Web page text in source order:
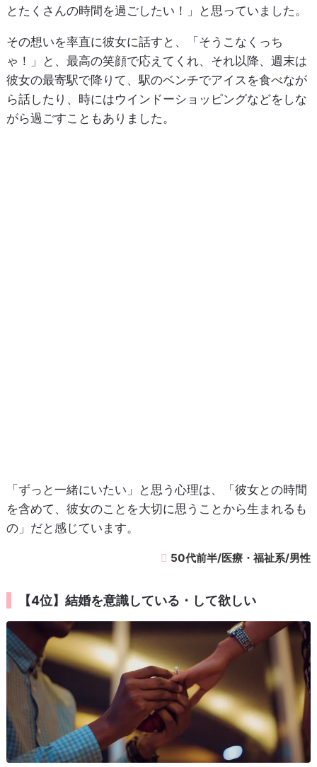
とたくさんの時間を過ごしたい！」と思っていました。
その想いを率直に彼女に話すと、「そうこなくっち
ゃ！」と、最高の笑顔で応えてくれ、それ以降、週末は
彼女の最寄駅で降りて、駅のベンチでアイスを食べなが
ら話したり、時にはウインドーショッピングなどをしな
がら過ごすこともありました。
「ずっと一緒にいたい」と思う心理は、「彼女との時間
を含めて、彼女のことを大切に思うことから生まれるも
の」だと感じています。
50代前半/医療・福祉系/男性
【4位】結婚を意識している・して欲しい